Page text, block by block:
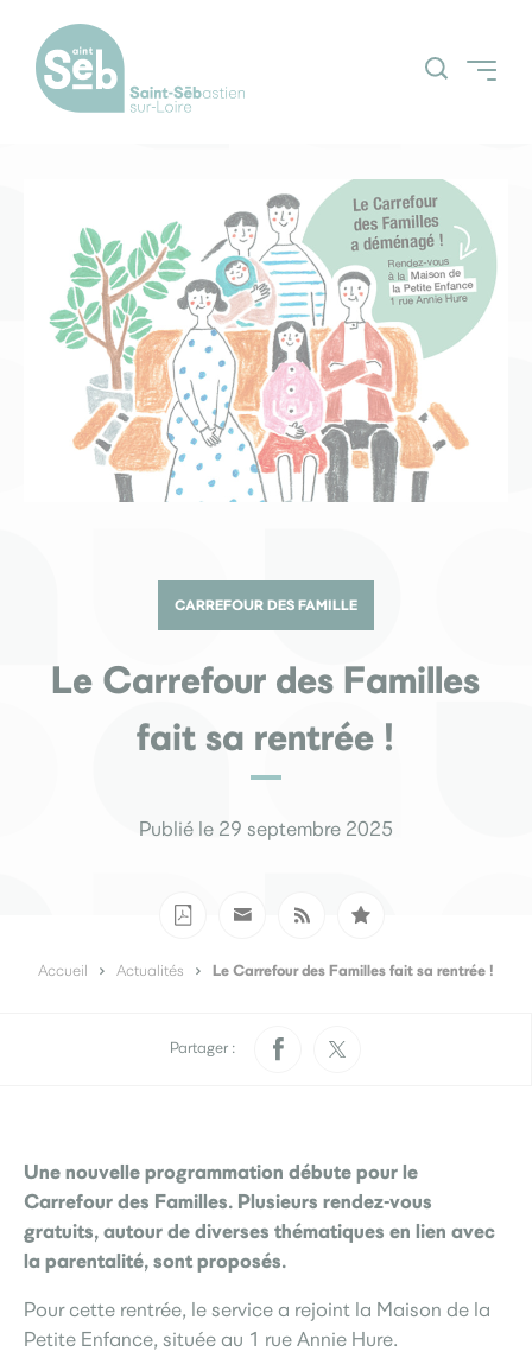
Accueil
Actualités
Agenda
Quotidien
La Ville
Découvrir la ville Grands projets
Nos grands
évènements
Espace Citoyens
(Guichetnumerik)
Déchets Développement
durable
Saint-Seb’ le mag malentendants
CARREFOUR DES FAMILLE
Le Carrefour des Familles
fait sa rentrée !
Publié le 29 septembre 2025
Accueil Actualités Le Carrefour des Familles fait sa rentrée !
Partager :
Une nouvelle programmation débute pour le
Carrefour des Familles. Plusieurs rendez-vous
gratuits, autour de diverses thématiques en lien avec
la parentalité, sont proposés.
Pour cette rentrée, le service a rejoint la Maison de la
Petite Enfance, située au 1 rue Annie Hure.